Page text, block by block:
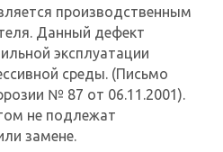
производственным
Данный дефект
эксплуатации
среды. (Письмо
№ 87 от 06.11.2001).
не подлежат
замене.